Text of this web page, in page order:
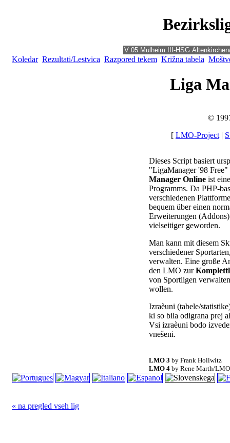
Koledar Rezultati/Lestvica Razpored tekem Križna tabela
Liga
©
[ LMO-Project |
Dieses Script basiert
"LigaManager '98
Manager Online ist
Programms. Da PHP-
verschiedenen
bequem über einen
Erweiterungen
vielseitiger geworden.
Man kann mit diesem
verschiedener
verwalten. Eine große
den LMO zur
von Sportligen
wollen.
Izraèuni (tabele/
ki so bila odigrana prej
Vsi izraèuni bodo
vnešeni.
LMO 3 by Frank Hollwitz
LMO 4 by Rene Marth/
« na pregled vseh lig